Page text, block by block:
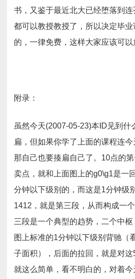
书，又鉴于最近北大已经堕落到
都可以教授教授了，所以决定毕
的，一律免费，这样大家应该可以
附录：
虽然今天(2007-05-23)本ID见到什
扁，但如果你学了上面的课程连今
那自己也要揍扁自己了。10点的
卖点，就和上面图上的g0\g1是一
分钟以下级别的，而这是1分钟级
1412，就是第三段，从而构成一
三段是一个典型的趋势，二个中
图上标准的1分钟以下级别背驰（
子面积），后面的拉回，就是对这
就这么简单，看不明白的，对着